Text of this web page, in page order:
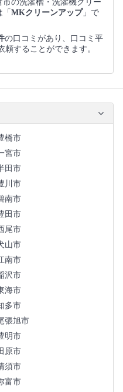
市の洗濯槽・洗濯機クリー
MKクリーンアップ」で
の口コミがあり、口コミ平
頼することができます。
橋市
宮市
田市
川市
南市
田市
尾市
山市
南市
沢市
海市
多市
張旭市
明市
原市
須市
富市